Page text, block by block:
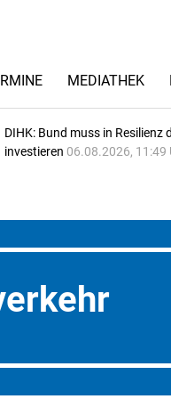
MEDIATHEK
DIHK: Bund muss in Resilienz
investieren 06.08.2026, 11:49